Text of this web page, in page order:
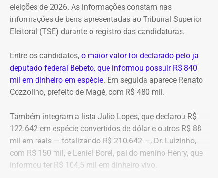
algo que nunca foi feito, de acordo com a investigação.
*Com informações do blog do Octávio Guedes, do portal
eleições de 2026. As informações constam nas
informações de bens apresentadas ao Tribunal Superior
Eleitoral (TSE) durante o registro das candidaturas.
Entre os candidatos, o maior valor foi declarado pelo já
deputado federal Bebeto, que informou possuir R$ 840
mil em dinheiro em espécie. Em seguida aparece Renato
Cozzolino, prefeito de Magé, com R$ 480 mil.
Também integram a lista Julio Lopes, que declarou R$
122.642 em espécie convertidos de dólar e outros R$ 88
mil em reais — totalizando R$ 210.642 —, Dr. Luizinho,
com R$ 150 mil, e Leniel Borel, pai do menino Henry, que
informou ter R$ 104,5 mil em dinheiro vivo.